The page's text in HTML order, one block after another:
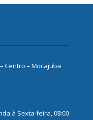
Centro – Mocajuba
à Sexta-feira, 08:00